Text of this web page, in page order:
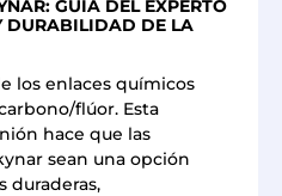
GUÍA DEL EXPERTO
DURABILIDAD DE LA
los enlaces químicos
flúor. Esta
hace que las
sean una opción
duraderas,